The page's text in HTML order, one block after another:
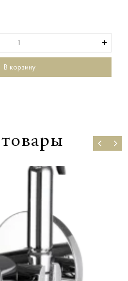
В корзину